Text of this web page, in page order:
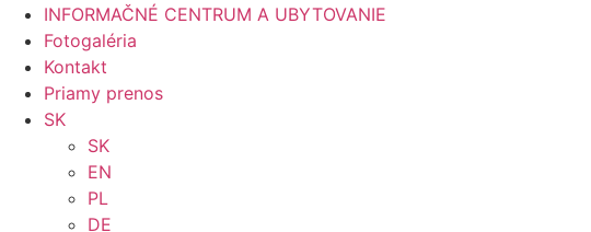
INFORMAČNÉ CENTRUM A UBYTOVANIE
Fotogaléria
Kontakt
Priamy prenos
SK
SK
EN
PL
DE